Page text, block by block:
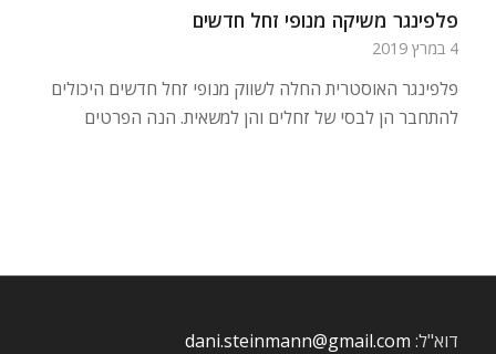
פלפינגר משיקה מנופי זחל חדשים
4 במרץ 2019
פלפינגר האוסטרית החלה לשווק מנופי זחל חדשים היכולים
להתחבר הן לבסי של זחלים והן למשאית. הנה הפרטים
דוא"ל: dani.steinmann@gmail.com